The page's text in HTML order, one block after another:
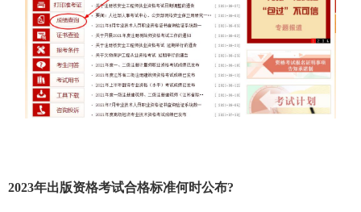
2023年出版资格考试合格标准何时公布?